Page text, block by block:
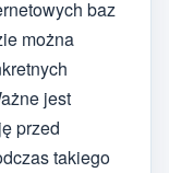
baz
można
jest
przed
takiego